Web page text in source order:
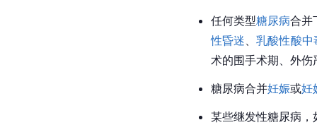
任何类型糖尿病合并
性昏迷 、乳酸性酸中
术的围手术期、外伤
糖尿病合并妊娠或妊
某些继发性糖尿病，